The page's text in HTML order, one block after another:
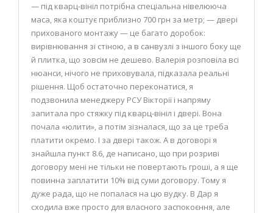
— під кварц-вініл потрібна спеціальна нівелююча
маса, яка коштує приблизно 700 грн за метр; — двері
прихованого монтажу — це багато доробок:
вирівнювання зі стіною, а в санвузлі з іншого боку ще
й плитка, що зовсім не дешево. Валерія розповіла всі
нюанси, нічого не приховувала, підказала реальні
рішення. Щоб остаточно переконатися, я
подзвонила менеджеру РСУ Вікторії і напряму
запитала про стяжку під кварц-вініл і двері. Вона
почала «юлити», а потім зізналася, що за це треба
платити окремо. І за двері також. А в договорі я
знайшла пункт 8.6, де написано, що при розриві
договору мені не тільки не повертають гроші, а я ще
повинна заплатити 10% від суми договору. Тому я
дуже рада, що не попалася на цю вудку. В Дар я
сходила вже просто для власного заспокоєння, але